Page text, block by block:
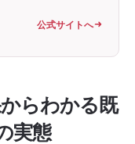
公式サイトへ
らわかる既
実態